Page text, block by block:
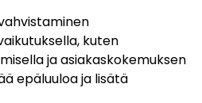
kuten
ja asiakaskokemuksen
epäluuloa ja lisätä